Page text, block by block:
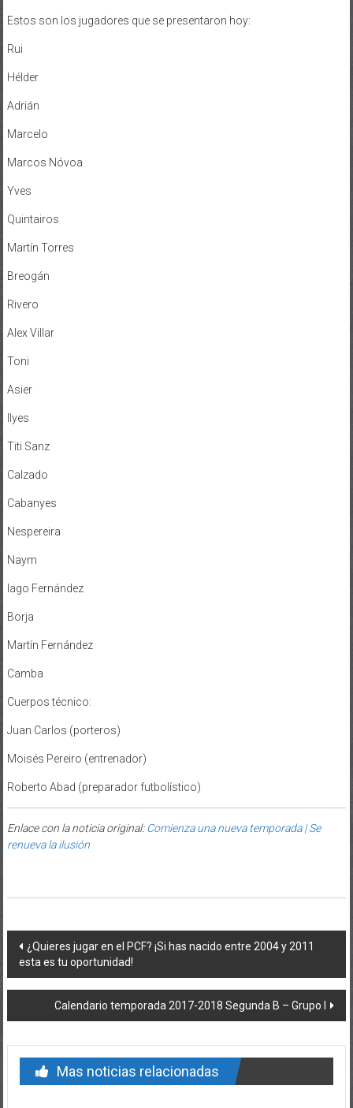
Estos son los jugadores que se presentaron hoy:
Rui
Hélder
Adrián
Marcelo
Marcos Nóvoa
Yves
Quintairos
Martín Torres
Breogán
Rivero
Alex Villar
Toni
Asier
Ilyes
Titi Sanz
Calzado
Cabanyes
Nespereira
Naym
Iago Fernández
Borja
Martín Fernández
Camba
Cuerpos técnico:
Juan Carlos (porteros)
Moisés Pereiro (entrenador)
Roberto Abad (preparador futbolístico)
Enlace con la noticia original:Comienza una nueva temporada | Se
renueva la ilusión
Post navigation
¿Quieres jugar en el PCF? ¡Si has nacido entre 2004 y 2011
esta es tu oportunidad!
Calendario temporada 2017-2018 Segunda B – Grupo I
Mas noticias relacionadas